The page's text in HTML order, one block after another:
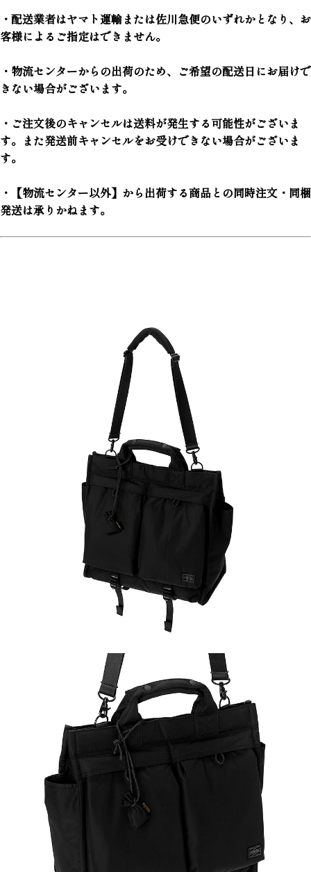
・配送業者はヤマト運輸または佐川急便のいずれかとなり、お
客様によるご指定はできません。
・物流センターからの出荷のため、ご希望の配送日にお届けで
きない場合がございます。
・ご注文後のキャンセルは送料が発生する可能性がございま
す。また発送前キャンセルをお受けできない場合がございま
す。
・【物流センター以外】から出荷する商品との同時注文・同梱
発送は承りかねます。